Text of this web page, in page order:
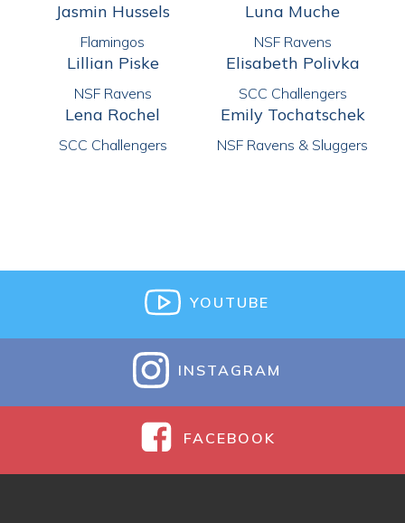
Jasmin Hussels
Flamingos
Luna Muche
NSF Ravens
Lillian Piske
NSF Ravens
Elisabeth Polivka
SCC Challengers
Lena Rochel
SCC Challengers
Emily Tochatschek
NSF Ravens & Sluggers
YOUTUBE
INSTAGRAM
FACEBOOK